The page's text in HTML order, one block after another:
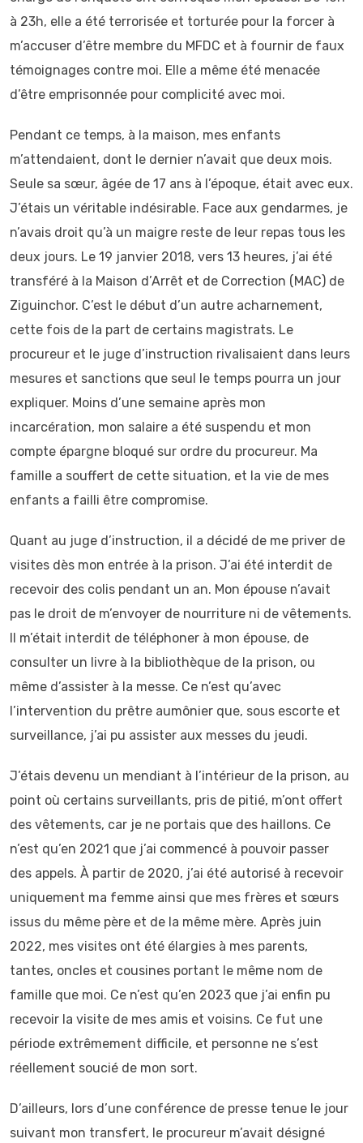
à 23h, elle a été terrorisée et torturée pour la forcer à
m’accuser d’être membre du MFDC et à fournir de faux
témoignages contre moi. Elle a même été menacée
d’être emprisonnée pour complicité avec moi.
Pendant ce temps, à la maison, mes enfants
m’attendaient, dont le dernier n’avait que deux mois.
Seule sa sœur, âgée de 17 ans à l’époque, était avec eux.
J’étais un véritable indésirable. Face aux gendarmes, je
n’avais droit qu’à un maigre reste de leur repas tous les
deux jours. Le 19 janvier 2018, vers 13 heures, j’ai été
transféré à la Maison d’Arrêt et de Correction (MAC) de
Ziguinchor. C’est le début d’un autre acharnement,
cette fois de la part de certains magistrats. Le
procureur et le juge d’instruction rivalisaient dans leurs
mesures et sanctions que seul le temps pourra un jour
expliquer. Moins d’une semaine après mon
incarcération, mon salaire a été suspendu et mon
compte épargne bloqué sur ordre du procureur. Ma
famille a souffert de cette situation, et la vie de mes
enfants a failli être compromise.
Quant au juge d’instruction, il a décidé de me priver de
visites dès mon entrée à la prison. J’ai été interdit de
recevoir des colis pendant un an. Mon épouse n’avait
pas le droit de m’envoyer de nourriture ni de vêtements.
Il m’était interdit de téléphoner à mon épouse, de
consulter un livre à la bibliothèque de la prison, ou
même d’assister à la messe. Ce n’est qu’avec
l’intervention du prêtre aumônier que, sous escorte et
surveillance, j’ai pu assister aux messes du jeudi.
J’étais devenu un mendiant à l’intérieur de la prison, au
point où certains surveillants, pris de pitié, m’ont offert
des vêtements, car je ne portais que des haillons. Ce
n’est qu’en 2021 que j’ai commencé à pouvoir passer
des appels. À partir de 2020, j’ai été autorisé à recevoir
uniquement ma femme ainsi que mes frères et sœurs
issus du même père et de la même mère. Après juin
2022, mes visites ont été élargies à mes parents,
tantes, oncles et cousines portant le même nom de
famille que moi. Ce n’est qu’en 2023 que j’ai enfin pu
recevoir la visite de mes amis et voisins. Ce fut une
période extrêmement difficile, et personne ne s’est
réellement soucié de mon sort.
D’ailleurs, lors d’une conférence de presse tenue le jour
suivant mon transfert, le procureur m’avait désigné